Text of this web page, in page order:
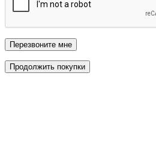
Перезвоните мне
Продолжить покупки